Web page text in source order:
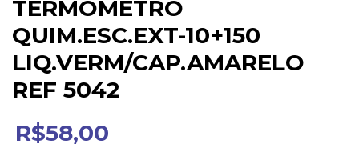
TERMOMETRO
QUIM.ESC.EXT-10+150
LIQ.VERM/CAP.AMARELO
REF 5042
R$58,00